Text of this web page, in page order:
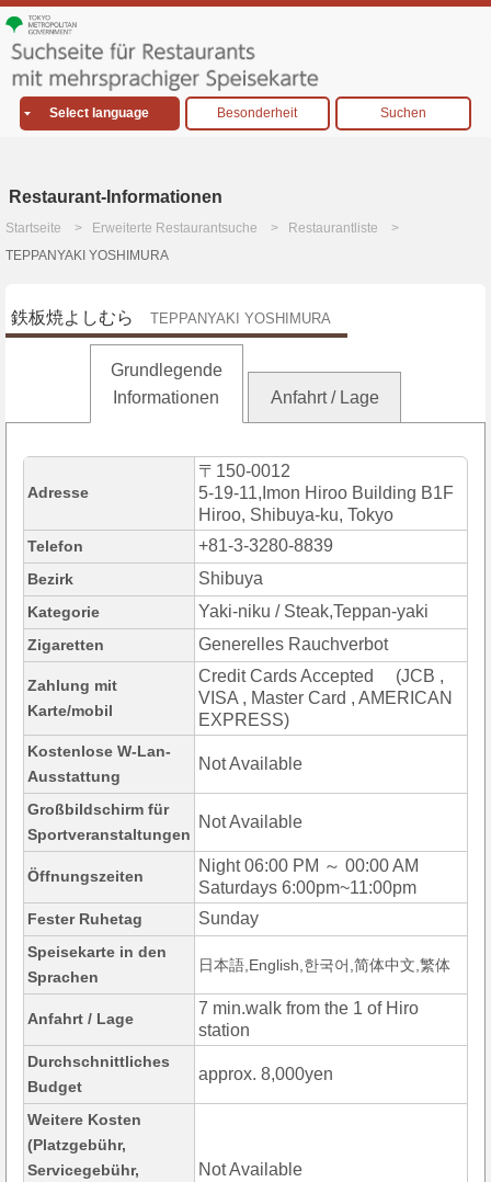
Select language Besonderheit Suchen
Restaurant-Informationen
Startseite Erweiterte Restaurantsuche
Restaurantliste
TEPPANYAKI YOSHIMURA
鉄板焼よしむら TEPPANYAKI YOSHIMURA
Grundlegende
Informationen
Anfahrt / Lage
Adresse
〒150-0012
5-19-11,Imon Hiroo Building B1F
Hiroo, Shibuya-ku, Tokyo
Telefon +81-3-3280-8839
Bezirk Shibuya
Kategorie Yaki-niku / Steak,Teppan-yaki
Zigaretten Generelles Rauchverbot
Zahlung mit
Karte/mobil
Credit Cards Accepted (JCB ,
VISA , Master Card , AMERICAN
EXPRESS)
Kostenlose W-Lan-
Ausstattung
Not Available
Großbildschirm für
Sportveranstaltungen
Not Available
Öffnungszeiten
Night 06:00 PM ～ 00:00 AM
Saturdays 6:00pm~11:00pm
Fester Ruhetag Sunday
Speisekarte in den
Sprachen
日本語,English,한국어,简体中文,繁体
Anfahrt / Lage
7 min.walk from the 1 of Hiro
station
Durchschnittliches
Budget
approx. 8,000yen
Weitere Kosten
(Platzgebühr,
Servicegebühr,
Not Available